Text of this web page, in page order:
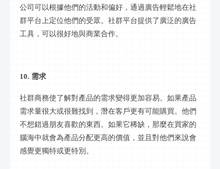
公司可以根據他們的活動和偏好，通過廣告輕鬆地在社
群平台上定位他們的受眾。 社群平台提供了廣泛的廣告
工具，可以很好地與商業合作。
10. 需求
社群商務使了解對產品的需求變得更加容易。如果產品
需求量很大或很難找到，潛在客戶更有可能購買。他們
不想錯過朋友喜歡的東西。如果它稀缺，那麼在買家的
腦海中就會為產品分配更高的價值，並且對他們來說會
感覺更獨特或更特別。